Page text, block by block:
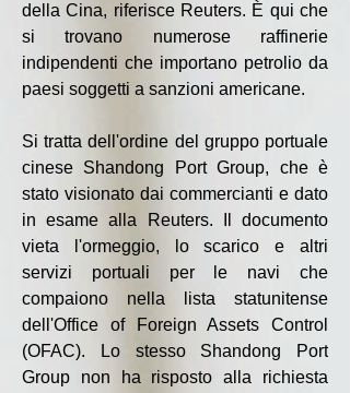
della Cina, riferisce Reuters. È qui che
si trovano numerose raffinerie
indipendenti che importano petrolio da
paesi soggetti a sanzioni americane.
Si tratta dell'ordine del gruppo portuale
cinese Shandong Port Group, che è
stato visionato dai commercianti e dato
in esame alla Reuters. Il documento
vieta l'ormeggio, lo scarico e altri
servizi portuali per le navi che
compaiono nella lista statunitense
dell'Office of Foreign Assets Control
(OFAC). Lo stesso Shandong Port
Group non ha risposto alla richiesta